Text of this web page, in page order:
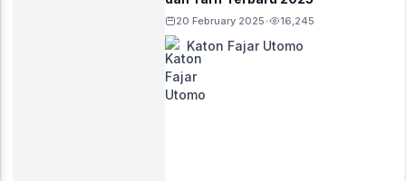
20 February 2025• 16,245
Katon Fajar Utomo